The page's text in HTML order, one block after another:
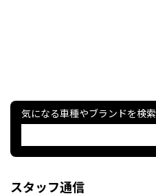
気になる車種やブランドを検索
スタッフ通信